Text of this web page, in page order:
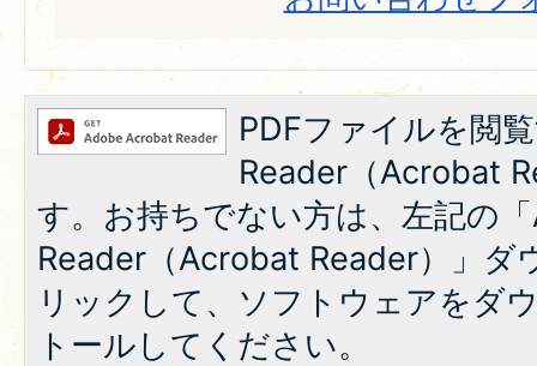
PDFファイルを閲
Reader（Acrobat
す。お持ちでない方は、左記の
Reader（Acrobat Reader）」ダ
リックして、ソフトウェアをダ
トールしてください。